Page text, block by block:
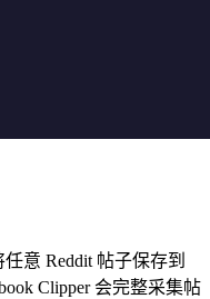
意 Reddit 帖子保存到
Clipper 会完整采集帖